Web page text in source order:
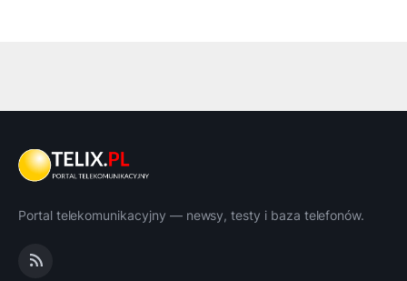
Portal telekomunikacyjny — newsy, testy i baza telefonów.